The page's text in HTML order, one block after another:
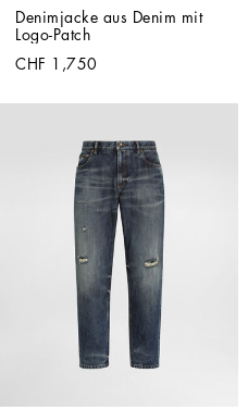
Denimjacke aus Denim mit
Logo-Patch
CHF 1,750